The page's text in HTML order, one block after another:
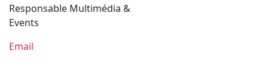
Responsable Multimédia &
Events
Email